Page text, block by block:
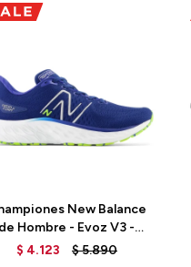
New Balance
de Hombre - Evoz V3 -
- MARINE BLUE
$ 4.123 $5.890